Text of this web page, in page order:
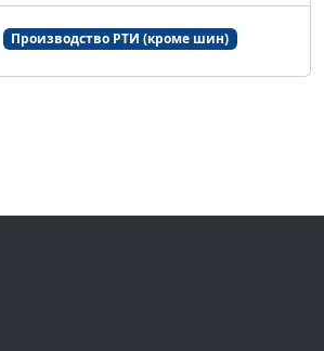
Производство РТИ (кроме шин)